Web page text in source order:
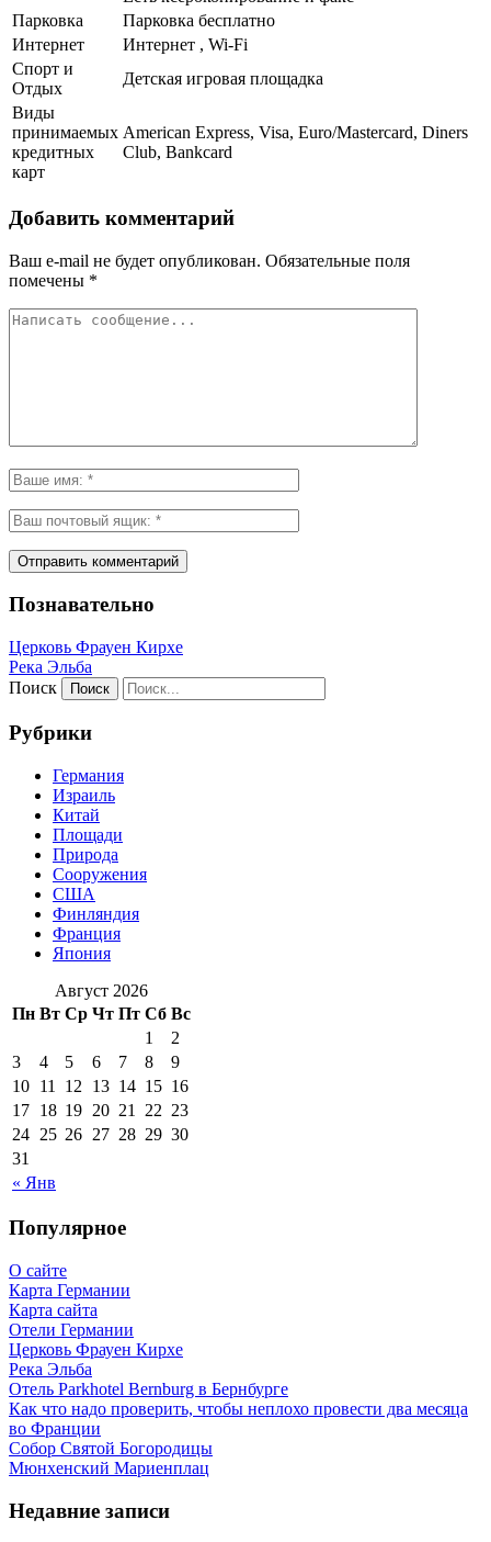
Парковка
Парковка бесплатно
Интернет
Интернет , Wi-Fi
Спорт и
Отдых
Детская игровая площадка
Виды
принимаемых
кредитных
карт
American Express, Visa, Euro/Mastercard, Diners
Club, Bankcard
Добавить комментарий
Ваш e-mail не будет опубликован. Обязательные поля
помечены *
Познавательно
Церковь Фрауен Кирхе
Река Эльба
Поиск
Рубрики
Германия
Израиль
Китай
Площади
Природа
Сооружения
США
Финляндия
Франция
Япония
Август 2026
Пн Вт Ср Чт Пт Сб Вс
« Янв
1
2
3
4 5 6 7 8
9
10 11 12 13 14 15 16
17 18 19 20 21 22 23
24 25 26 27 28 29 30
31
Популярное
О сайте
Карта Германии
Карта сайта
Отели Германии
Церковь Фрауен Кирхе
Река Эльба
Отель Parkhotel Bernburg в Бернбурге
Как что надо проверить, чтобы неплохо провести два месяца
во Франции
Собор Святой Богородицы
Мюнхенский Мариенплац
Недавние записи